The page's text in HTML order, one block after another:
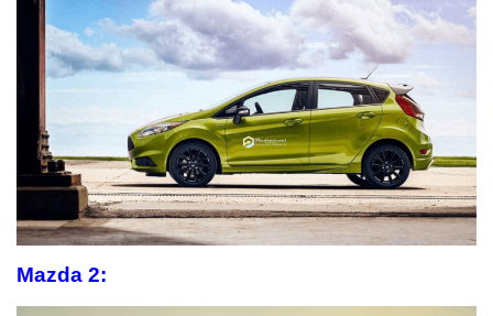
Mazda 2: